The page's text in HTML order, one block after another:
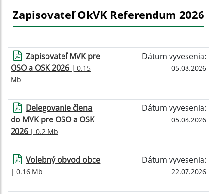
Zapisovateľ OkVK Referendum 2026
Zapisovateľ MVK pre
OSO a OSK 2026 | 0.15
Mb
Dátum vyvesenia:
05.08.2026
Delegovanie člena
do MVK pre OSO a OSK
2026 | 0.2 Mb
Dátum vyvesenia:
05.08.2026
Volebný obvod obce
| 0.16 Mb
Dátum vyvesenia:
22.07.2026